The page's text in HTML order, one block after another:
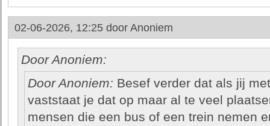
02-06-2026, 12:25 door Anoniem
Door Anoniem:
Door Anoniem: Besef verder dat als jij
vaststaat je dat op maar al te veel
mensen die een bus of een trein nemen